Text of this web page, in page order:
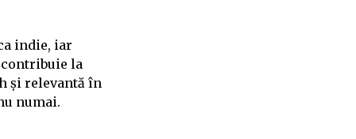
indie, iar
la
și relevantă în
numai.